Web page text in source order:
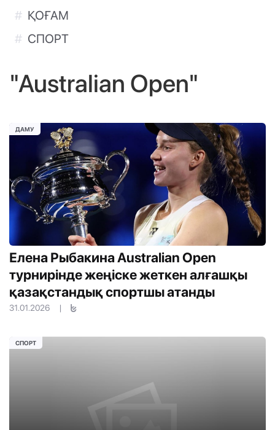
ҚОҒАМ
СПОРТ
"Australian Open"
Елена Рыбакина Australian Open
турнирінде жеңіске жеткен алғашқы
қазақстандық спортшы атанды
31.01.2026 |
ДАМУ
СПОРТ